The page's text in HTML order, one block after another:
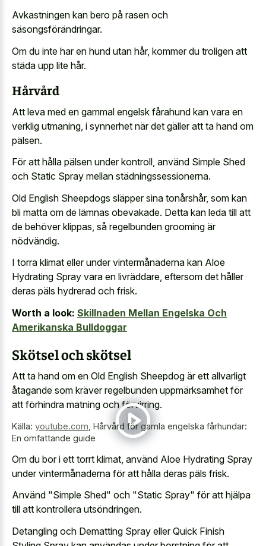
Avkastningen kan bero på rasen och
säsongsförändringar.
Om du inte har en hund utan hår, kommer du troligen att
städa upp lite hår.
Hårvård
Att leva med en gammal engelsk fårahund kan vara en
verklig utmaning, i synnerhet när det gäller att ta hand om
pälsen.
För att hålla pälsen under kontroll, använd Simple Shed
och Static Spray mellan städningssessionerna.
Old English Sheepdogs släpper sina tonårshår, som kan
bli matta om de lämnas obevakade. Detta kan leda till att
de behöver klippas, så regelbunden grooming är
nödvändig.
I torra klimat eller under vintermånaderna kan Aloe
Hydrating Spray vara en livräddare, eftersom det håller
deras päls hydrerad och frisk.
Worth a look: Skillnaden Mellan Engelska Och
Amerikanska Bulldoggar
Skötsel och skötsel
Att ta hand om en Old English Sheepdog är ett allvarligt
åtagande som kräver regelbunden uppmärksamhet för
att förhindra matning och förvirring.
Källa: youtube.com Hårvård för gamla engelska fårhundar:
En omfattande guide
Om du bor i ett torrt klimat, använd Aloe Hydrating Spray
under vintermånaderna för att hålla deras päls frisk.
Använd "Simple Shed" och "Static Spray" för att hjälpa
till att kontrollera utsöndringen.
Detangling och Dematting Spray eller Quick Finish